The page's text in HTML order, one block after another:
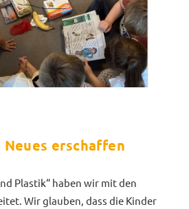
Neues erschaffen
Plastik“ haben wir mit den
Wir glauben, dass die Kinder